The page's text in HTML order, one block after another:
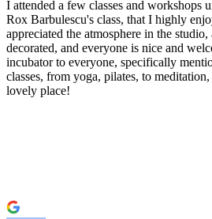
I attended a few classes and workshops
Rox Barbulescu's class, that I highly
appreciated the atmosphere in the
decorated, and everyone is nice and
incubator to everyone, specifically
classes, from yoga, pilates, to
lovely place!